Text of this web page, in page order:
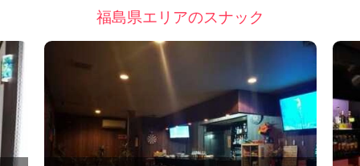
福島県エリアのスナック